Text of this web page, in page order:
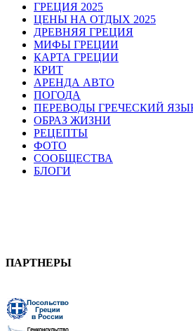
ГРЕЦИЯ 2025
ЦЕНЫ НА ОТДЫХ 2025
ДРЕВНЯЯ ГРЕЦИЯ
МИФЫ ГРЕЦИИ
КАРТА ГРЕЦИИ
КРИТ
АРЕНДА АВТО
ПОГОДА
ПЕРЕВОДЫ ГРЕЧЕСКИЙ
ОБРАЗ ЖИЗНИ
РЕЦЕПТЫ
ФОТО
СООБЩЕСТВА
БЛОГИ
ПАРТНЕРЫ